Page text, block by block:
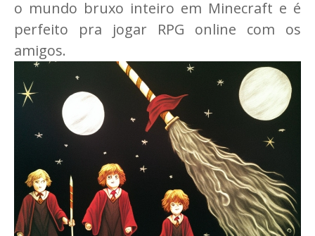
o mundo bruxo inteiro em Minecraft e é
perfeito pra jogar RPG online com os
amigos.